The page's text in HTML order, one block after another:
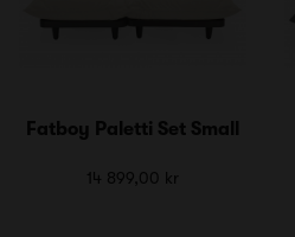
Fatboy Paletti Set Small
14 899,00 kr